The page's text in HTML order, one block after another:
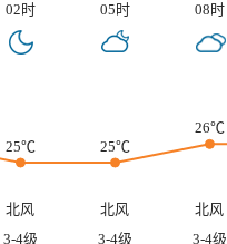
02时 05时 08时
25℃
25℃
26℃
北风 北风
北风
3-4级 3-4级 3-4级